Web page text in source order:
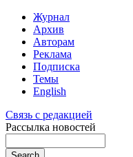
Журнал
Архив
Авторам
Реклама
Подписка
Темы
English
Связь с редакцией
Рассылка новостей